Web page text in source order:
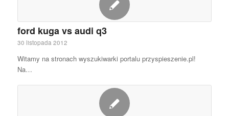
ford kuga vs audi q3
30 listopada 2012
Witamy na stronach wyszukiwarki portalu przyspieszenie.pl!
Na…